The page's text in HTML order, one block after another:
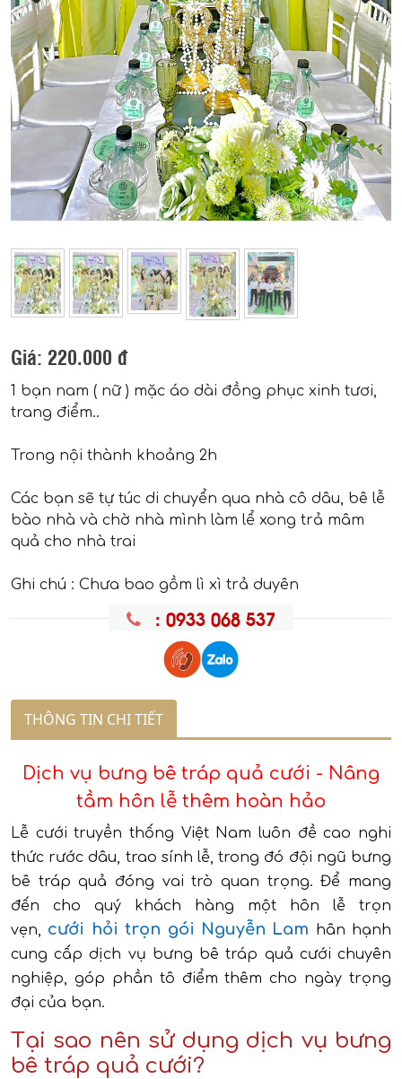
Previous Next
Giá: 220.000 đ
1 bạn nam ( nữ ) mặc áo dài đồng phục xinh tươi,
trang điểm..
Trong nội thành khoảng 2h
Các bạn sẽ tự túc di chuyển qua nhà cô dâu, bê lễ
bào nhà và chờ nhà mình làm lể xong trả mâm
quả cho nhà trai
Ghi chú : Chưa bao gồm lì xì trả duyên
: 0933 068 537
THÔNG TIN CHI TIẾT
Dịch vụ bưng bê tráp quả cưới - Nâng
tầm hôn lễ thêm hoàn hảo
Lễ cưới truyền thống Việt Nam luôn đề cao nghi
thức rước dâu, trao sính lễ, trong đó đội ngũ bưng
bê tráp quả đóng vai trò quan trọng. Để mang
đến cho quý khách hàng một hôn lễ trọn
vẹn, cưới hỏi trọn gói Nguyễn Lam hân hạnh
cung cấp dịch vụ bưng bê tráp quả cưới chuyên
nghiệp, góp phần tô điểm thêm cho ngày trọng
đại của bạn.
Tại sao nên sử dụng dịch vụ bưng
bê tráp quả cưới?